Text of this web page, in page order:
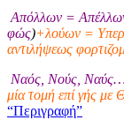
Απόλλων =
φώς)+λούων =
αντιλήψεως
Ναός, Νούς, Ναύς…
μία τομή επί γής
“Περιγραφή”